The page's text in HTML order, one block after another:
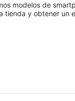
modelos de
y obtener